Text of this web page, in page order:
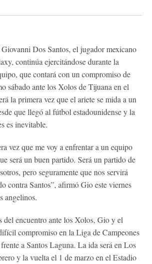
Dos Santos, el jugador mexicano
continúa ejercitándose durante la
que contará con un compromiso de
sábado ante los Xolos de Tijuana en el
la primera vez que el ariete se mida a un
que llegó al fútbol estadounidense y la
es inevitable.
vez que me voy a enfrentar a un equipo
será un buen partido. Será un partido de
pero seguramente que nos servirá
contra Santos”, afirmó Gio este viernes
angelinos.
del encuentro ante los Xolos, Gio y el
compromiso en la Liga de Campeones
a Santos Laguna. La ida será en Los
y la vuelta el 1 de marzo en el Estadio